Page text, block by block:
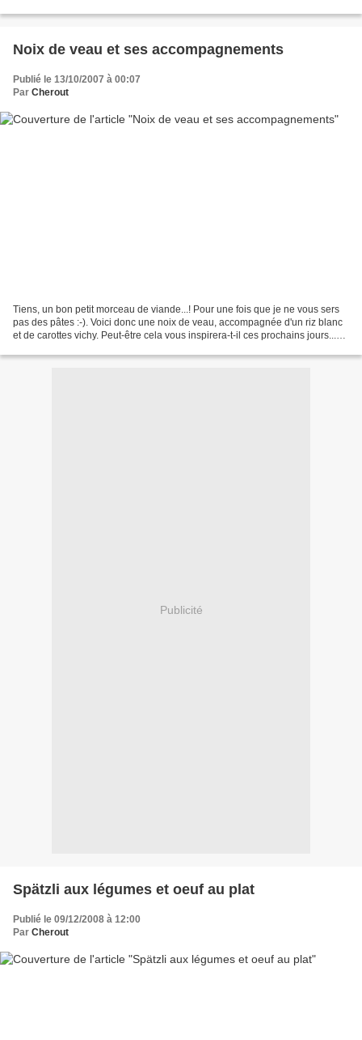
Noix de veau et ses accompagnements
Publié le 13/10/2007 à 00:07
Par Cherout
Tiens, un bon petit morceau de viande...! Pour une fois que je ne vous sers
pas des pâtes :-). Voici donc une noix de veau, accompagnée d'un riz blanc
et de carottes vichy. Peut-être cela vous inspirera-t-il ces prochains jours...
Publicité
Spätzli aux légumes et oeuf au plat
Publié le 09/12/2008 à 12:00
Par Cherout